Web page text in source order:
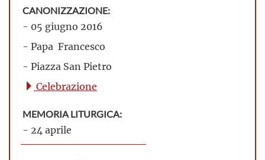
CANONIZZAZIONE:
- 05 giugno 2016
- Papa Francesco
- Piazza San Pietro
Celebrazione
MEMORIA LITURGICA:
- 24 aprile